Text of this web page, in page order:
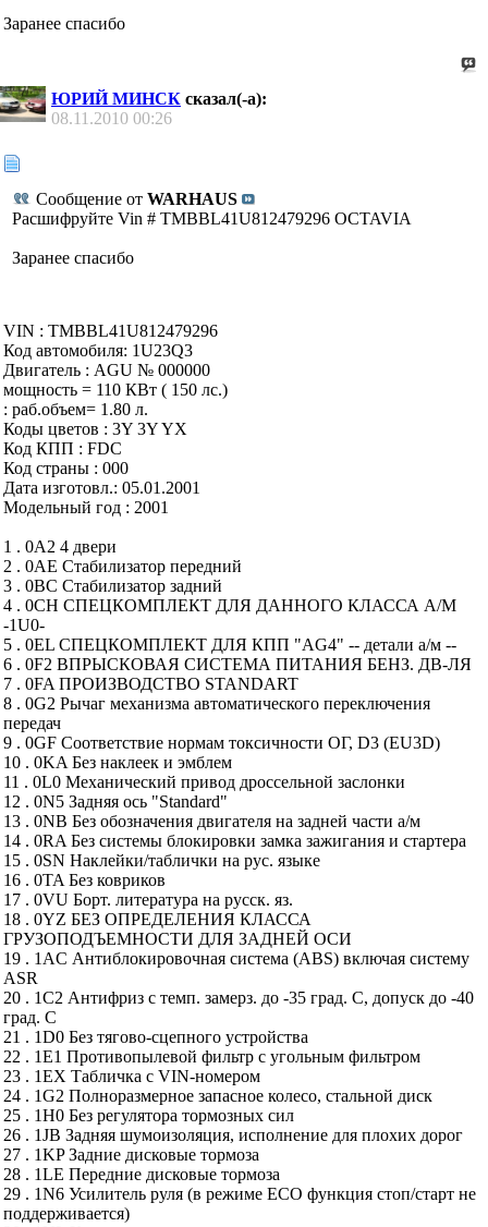
Заранее спасибо
ЮРИЙ МИНСК сказал(-а):
08.11.2010 00:26
Сообщение от WARHAUS
Расшифруйте Vin # TMBBL41U812479296 OCTAVIA
Заранее спасибо
VIN : TMBBL41U812479296
Код автомобиля: 1U23Q3
Двигатель : AGU № 000000
мощность = 110 КВт ( 150 лс.)
: раб.объем= 1.80 л.
Коды цветов : 3Y 3Y YX
Код КПП : FDC
Код страны : 000
Дата изготовл.: 05.01.2001
Модельный год : 2001
1 . 0A2 4 двери
2 . 0AE Стабилизатор передний
3 . 0BC Стабилизатор задний
4 . 0CH СПЕЦКОМПЛЕКТ ДЛЯ ДАННОГО КЛАССА А/М
-1U0-
5 . 0EL СПЕЦКОМПЛЕКТ ДЛЯ КПП "AG4" -- детали а/м --
6 . 0F2 ВПРЫСКОВАЯ СИСТЕМА ПИТАНИЯ БЕНЗ. ДВ-ЛЯ
7 . 0FA ПРОИЗВОДСТВО STANDART
8 . 0G2 Рычаг механизма автоматического переключения
передач
9 . 0GF Соответствие нормам токсичности ОГ, D3 (EU3D)
10 . 0KA Без наклеек и эмблем
11 . 0L0 Механический привод дроссельной заслонки
12 . 0N5 Задняя ось "Standard"
13 . 0NB Без обозначения двигателя на задней части а/м
14 . 0RA Без системы блокировки замка зажигания и стартера
15 . 0SN Наклейки/таблички на рус. языке
16 . 0TA Без ковриков
17 . 0VU Борт. литература на русск. яз.
18 . 0YZ БЕЗ ОПРЕДЕЛЕНИЯ КЛАССА
ГРУЗОПОДЪЕМНОСТИ ДЛЯ ЗАДНЕЙ ОСИ
19 . 1AC Антиблокировочная система (ABS) включая систему
ASR
20 . 1C2 Антифриз с темп. замерз. до -35 град. С, допуск до -40
град. С
21 . 1D0 Без тягово-сцепного устройства
22 . 1E1 Противопылевой фильтр с угольным фильтром
23 . 1EX Табличка с VIN-номером
24 . 1G2 Полноразмерное запасное колесо, стальной диск
25 . 1H0 Без регулятора тормозных сил
26 . 1JB Задняя шумоизоляция, исполнение для плохих дорог
27 . 1KP Задние дисковые тормоза
28 . 1LE Передние дисковые тормоза
29 . 1N6 Усилитель руля (в режиме ЕСО функция стоп/старт не
поддерживается)